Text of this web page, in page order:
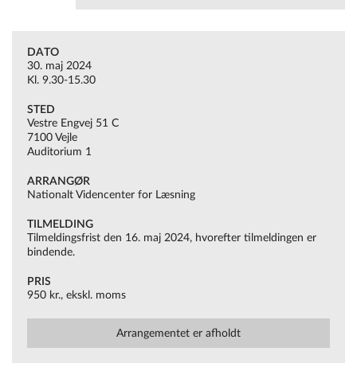
DATO
30. maj 2024
Kl. 9.30-15.30
STED
Vestre Engvej 51 C
7100 Vejle
Auditorium 1
ARRANGØR
Nationalt Videncenter for Læsning
TILMELDING
Tilmeldingsfrist den 16. maj 2024, hvorefter tilmeldingen er
bindende.
PRIS
950 kr., ekskl. moms
Arrangementet er afholdt